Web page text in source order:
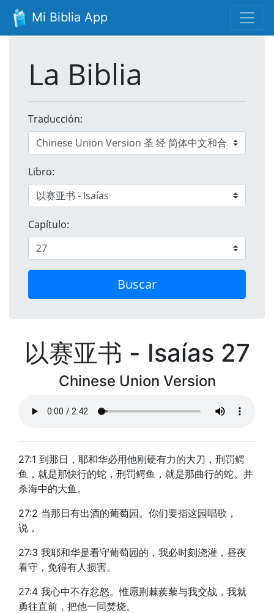
Mi Biblia App
La Biblia
Traducción:
Libro:
Capítulo:
Buscar
以赛亚书 - Isaías 27
Chinese Union Version
27:1 到那日，耶和华必用他刚硬有力的大刀，刑罚鳄
鱼，就是那快行的蛇，刑罚鳄鱼，就是那曲行的蛇。并
杀海中的大鱼。
27:2 当那日有出酒的葡萄园。你们要指这园唱歌，
说，
27:3 我耶和华是看守葡萄园的，我必时刻浇灌，昼夜
看守，免得有人损害。
27:4 我心中不存忿怒。惟愿荆棘蒺藜与我交战，我就
勇往直前，把他一同焚烧。